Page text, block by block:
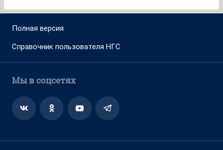
Полная версия
Справочник пользователя НГС
Мы в соцсетях